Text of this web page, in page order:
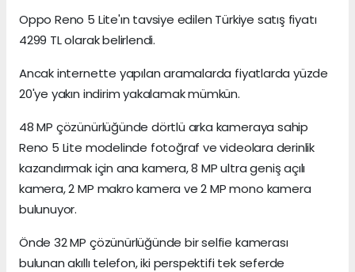
Oppo Reno 5 Lite'ın tavsiye edilen Türkiye satış fiyatı
4299 TL olarak belirlendi.
Ancak internette yapılan aramalarda fiyatlarda yüzde
20'ye yakın indirim yakalamak mümkün.
48 MP çözünürlüğünde dörtlü arka kameraya sahip
Reno 5 Lite modelinde fotoğraf ve videolara derinlik
kazandırmak için ana kamera, 8 MP ultra geniş açılı
kamera, 2 MP makro kamera ve 2 MP mono kamera
bulunuyor.
Önde 32 MP çözünürlüğünde bir selfie kamerası
bulunan akıllı telefon, iki perspektifi tek seferde